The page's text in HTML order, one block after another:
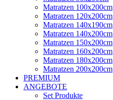
Matratzen 100x200cm
Matratzen 120x200cm
Matratzen 140x190cm
Matratzen 140x200cm
Matratzen 150x200cm
Matratzen 160x200cm
Matratzen 180x200cm
Matratzen 200x200cm
PREMIUM
ANGEBOTE
Set Produkte